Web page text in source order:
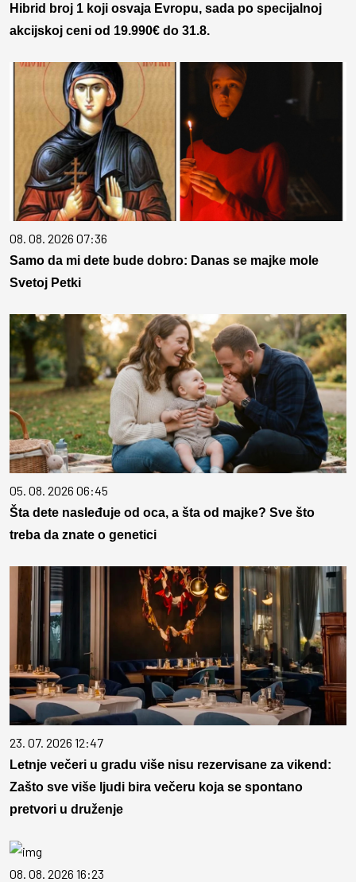
Hibrid broj 1 koji osvaja Evropu, sada po specijalnoj
akcijskoj ceni od 19.990€ do 31.8.
08. 08. 2026 07:36
Samo da mi dete bude dobro: Danas se majke mole
Svetoj Petki
05. 08. 2026 06:45
Šta dete nasleđuje od oca, a šta od majke? Sve što
treba da znate o genetici
23. 07. 2026 12:47
Letnje večeri u gradu više nisu rezervisane za vikend:
Zašto sve više ljudi bira večeru koja se spontano
pretvori u druženje
08. 08. 2026 16:23